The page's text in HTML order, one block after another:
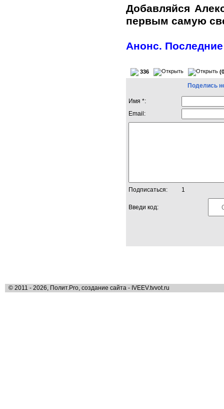
Добавляйся
первым самую
Анонс.
336
Поделись
Имя *:
Email:
Подписаться: 1
Введи код:
© 2011 - 2026, Полит.Pro, создание сайта - IVEEV.tvvot.ru